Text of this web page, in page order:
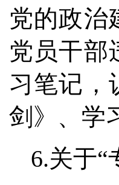
党的政治
党员干部
习笔记，
剑》、学
6.关于“